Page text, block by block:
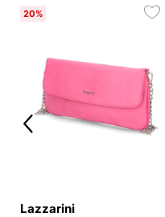
20%
Lazzarini